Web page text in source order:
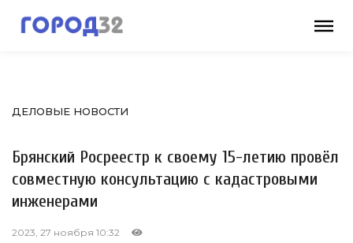
ДЕЛОВЫЕ НОВОСТИ
Брянский Росреестр к своему 15-летию провёл
совместную консультацию с кадастровыми
инженерами
2023, 27 ноября 10:32